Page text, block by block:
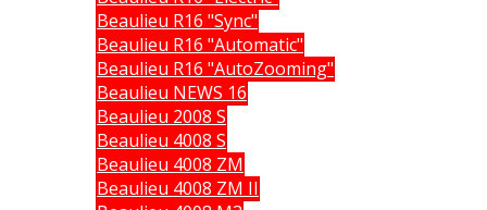
Beaulieu R16 "Sync"
Beaulieu R16 "Automatic"
Beaulieu R16 "AutoZooming"
Beaulieu NEWS 16
Beaulieu 2008 S
Beaulieu 4008 S
Beaulieu 4008 ZM
Beaulieu 4008 ZM II